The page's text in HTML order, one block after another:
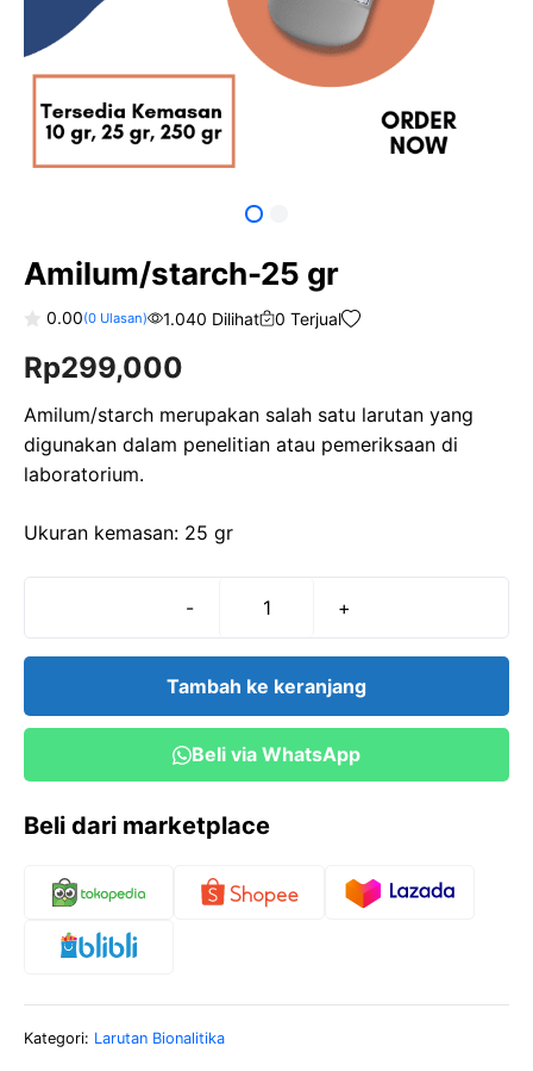
Amilum/starch-25 gr
o
u
o
f
5
0.00(0Ulasan) 1.040 Dilihat 0 Terjual
Rp299,000
Amilum/starch merupakan salah satu larutan yang
digunakan dalam penelitian atau pemeriksaan di
laboratorium.
Ukuran kemasan: 25 gr
-
Kuantitas
25
+
Tambah ke keranjang
Beli via WhatsApp
Beli dari marketplace
Kategori: Larutan Bionalitika